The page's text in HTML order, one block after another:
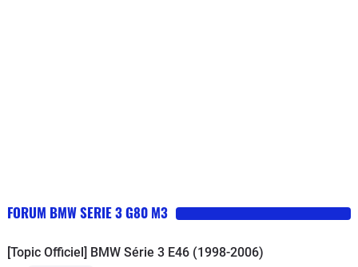
FORUM BMW SERIE 3 G80 M3
[Topic Officiel] BMW Série 3 E46 (1998-2006)